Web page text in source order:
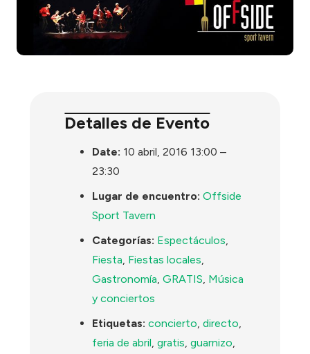
Detalles de Evento
Date: 10 abril, 2016 13:00 –
23:30
Lugar de encuentro: Offside
Sport Tavern
Categorías: Espectáculos,
Fiesta, Fiestas locales,
Gastronomía,GRATIS, Música
y conciertos
Etiquetas: concierto,directo,
feria de abril,gratis,guarnizo,